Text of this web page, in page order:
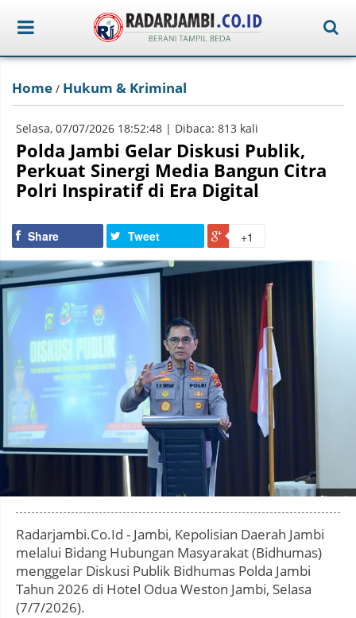
Home / Hukum & Kriminal
Selasa, 07/07/2026 18:52:48 | Dibaca: 813 kali
Polda Jambi Gelar Diskusi Publik,
Perkuat Sinergi Media Bangun Citra
Polri Inspiratif di Era Digital
Share Tweet +1
Photo by
Radarjambi.Co.Id - Jambi, Kepolisian Daerah Jambi
melalui Bidang Hubungan Masyarakat (Bidhumas)
menggelar Diskusi Publik Bidhumas Polda Jambi
Tahun 2026 di Hotel Odua Weston Jambi, Selasa
(7/7/2026).